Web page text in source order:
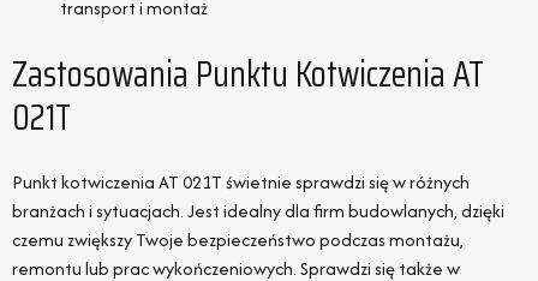
transport i montaż
Zastosowania Punktu Kotwiczenia AT
021T
Punkt kotwiczenia AT 021T świetnie sprawdzi się w różnych
branżach i sytuacjach. Jest idealny dla firm budowlanych, dzięki
czemu zwiększy Twoje bezpieczeństwo podczas montażu,
remontu lub prac wykończeniowych. Sprawdzi się także w